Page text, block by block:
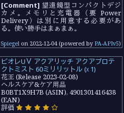
[Comment] 望遠鏡型コンパクトデジ
カメ。メモリと充電器（要 Power
Delivery）は別に用意する必要があ
る。使い勝手はまぁまぁ。
Spiegelon 2022-12-04(powered by PA-APIv5)
ビオレUＶ アクアリッチ アクアプロテ
クトミスト 60ミリリットル (x 1)
花王 (Release 2023-02-08)
ヘルスケア&ケア用品
B0BT1X9H7B (ASIN), 4901301416438
(EAN)
評価